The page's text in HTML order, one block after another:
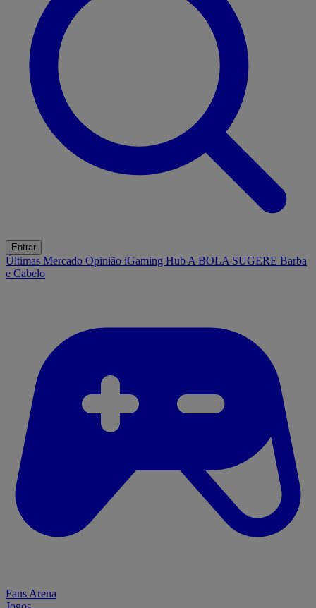
Entrar
Últimas Mercado Opinião iGaming Hub A BOLA SUGERE Barba
e Cabelo
Fans Arena